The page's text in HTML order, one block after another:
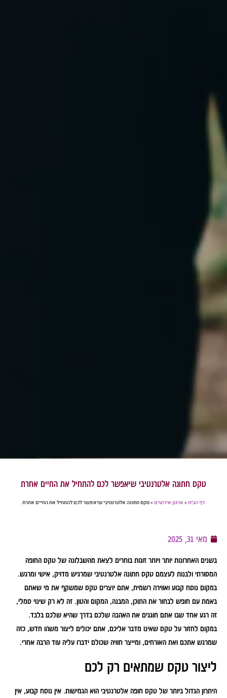
טקס חתונה אלטרנטיבי שיאפשר לכם להתחיל את החיים אחרת
דף הבית»ארגון אירועים»טקס חתונה אלטרנטיבי שיאפשר לכם להתחיל את החיים אחרת
מאי 31, 2025
בשנים האחרונות יותר ויותר זוגות בוחרים לצאת מהשבלונה של טקס החופה
המסורתי ולבנות לעצמם טקס חתונה אלטרנטיבי שמרגיש מדויק, אישי ומרגש.
במקום נוסח קבוע ואווירה רשמית, אתם יוצרים טקס שמשקף את מי שאתם
באמת עם חופש לבחור את התוכן, המבנה, המקום והטון. זה לא רק שינוי סמלי,
זה רגע אחד שבו אתם חוגגים את האהבה שלכם בדרך שהיא שלכם בלבד.
במקום לחזור על טקס שאינו מדבר אליכם, אתם יכולים ליצור משהו חדש, כזה
שמרגש אתכם ואת האורחים, ומייצר חוויה שכולם ידברו עליה עוד הרבה אחרי.
ליצור טקס שמתאים רק לכם
היתרון הגדול ביותר של טקס חופה אלטרנטיבי הוא הגמישות. אין נוסח קבוע, אין